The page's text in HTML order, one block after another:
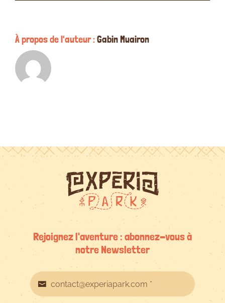
À propos de l'auteur :Gabin Muairon
Rejoignez l'aventure : abonnez-vous à
notre Newsletter